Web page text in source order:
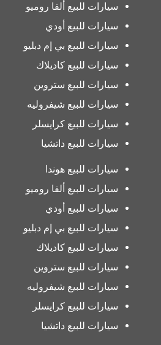
سيارات للبيع ألفا روميو
سيارات للبيع أودي
سيارات للبيع بي إم دبليو
سيارات للبيع كاديلاك
سيارات للبيع ستروين
سيارات للبيع شيفروليه
سيارات للبيع كرايسلر
سيارات للبيع داتشيا
سيارات للبيع هوندا
سيارات للبيع ألفا روميو
سيارات للبيع أودي
سيارات للبيع بي إم دبليو
سيارات للبيع كاديلاك
سيارات للبيع ستروين
سيارات للبيع شيفروليه
سيارات للبيع كرايسلر
سيارات للبيع داتشيا